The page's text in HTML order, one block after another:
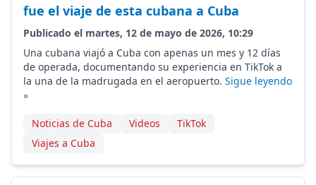
fue el viaje de esta cubana a Cuba
Publicado el martes, 12 de mayo de 2026, 10:29
Una cubana viajó a Cuba con apenas un mes y 12 días
de operada, documentando su experiencia en TikTok a
la una de la madrugada en el aeropuerto. Sigue leyendo
»
Noticias de Cuba Videos
TikTok
Viajes a Cuba